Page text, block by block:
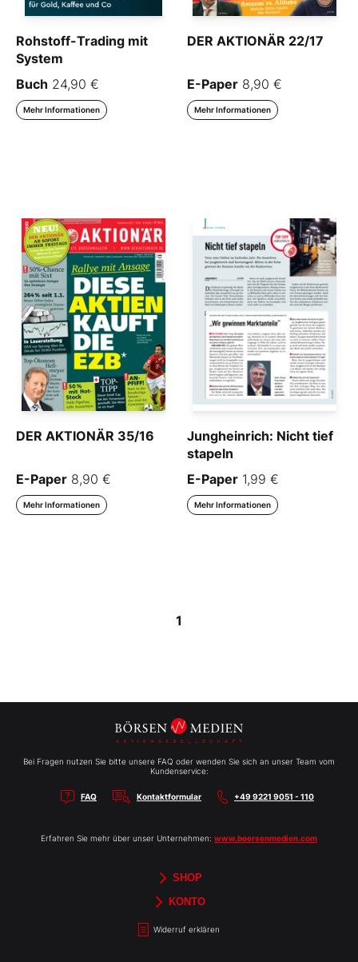
Rohstoff-Trading mit
System
Buch 24,90 €
Mehr Informationen
DER AKTIONÄR 22/17
E-Paper 8,90 €
Mehr Informationen
DER AKTIONÄR 35/16
E-Paper 8,90 €
Mehr Informationen
Jungheinrich: Nicht tief
stapeln
E-Paper 1,99 €
Mehr Informationen
1
Bei Fragen nutzen Sie bitte unsere FAQ oder wenden Sie sich an unser Team vom
Kundenservice:
FAQ Kontaktformular +49 9221 9051 - 110
Erfahren Sie mehr über unser Unternehmen: www.boersenmedien.com
SHOP
Magazine
Börsenbriefe
Aktien-Reports
HEBELTRADER
TradingDay
Bücher
Newsletter
Merchandise
Gutscheine
KONTO
Widerruf erklären